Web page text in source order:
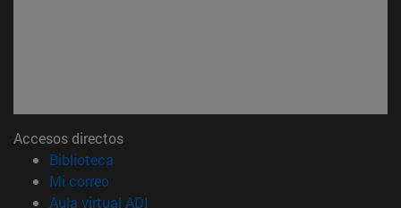
Accesos directos
Biblioteca
Mi correo(abre en nueva ventana)
Aula virtual ADI